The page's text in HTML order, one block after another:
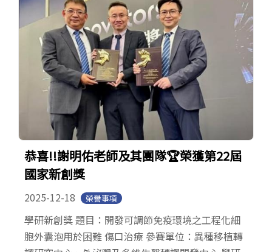
恭喜!!謝明佑老師及其團隊🏆榮獲第22屆
國家新創獎
2025-12-18 榮譽事項
學研新創獎 題目：開發可調節免疫環境之工程化細
胞外囊泡用於困難 傷口治療 參賽單位：異種移植轉